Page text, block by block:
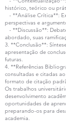
histórico, teórico ou
- **Análise Crítica**:
perspectivas e
- **Discussão**:
abordado, suas
3. **Conclusão**:
apresentação de
futuras.
4. **Referências
consultadas e citadas
formato de citação
Os trabalhos
desenvolvimento
oportunidades de
preparando-os para
academia.